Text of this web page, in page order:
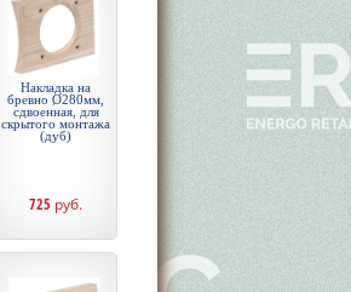
Накладка на
бревно Ø280мм,
сдвоенная, для
скрытого монтажа
(дуб)
725 руб.